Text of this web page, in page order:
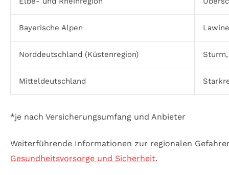
Bayerische Alpen
Norddeutschland (Küstenregion)
Mitteldeutschland
*je nach Versicherungsumfang und Anbieter
Weiterführende Informationen zur regionalen
Gesundheitsvorsorge und Sicherheit.